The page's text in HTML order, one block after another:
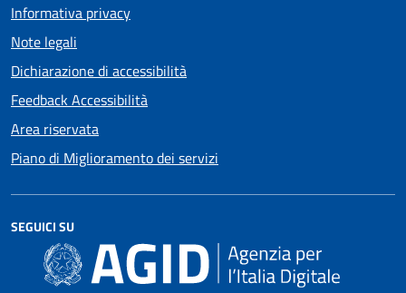
Informativa privacy
Note legali
Dichiarazione di accessibilità
Feedback Accessibilità
Area riservata
Piano di Miglioramento dei servizi
SEGUICI SU